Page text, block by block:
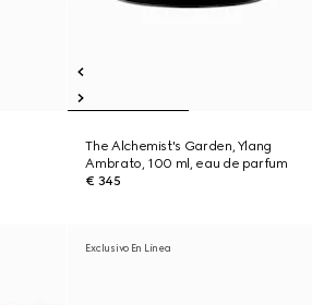
The Alchemist's Garden, Ylang
Ambrato, 100 ml, eau de parfum
€ 345
Exclusivo En Línea